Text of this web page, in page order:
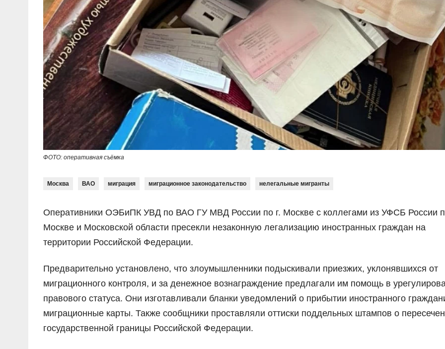
ФОТО: оперативная съёмка
Москва ВАО миграция миграционное законодательство нелегальные мигранты
Оперативники ОЭБиПК УВД по ВАО ГУ МВД России по г. Москве с коллегами из УФСБ России
Москве и Московской области пресекли незаконную легализацию иностранных граждан на
территории Российской Федерации.
Предварительно установлено, что злоумышленники подыскивали приезжих, уклонявшихся от
миграционного контроля, и за денежное вознаграждение предлагали им помощь в
правового статуса. Они изготавливали бланки уведомлений о прибытии иностранного
миграционные карты. Также сообщники проставляли оттиски поддельных штампов о
государственной границы Российской Федерации.